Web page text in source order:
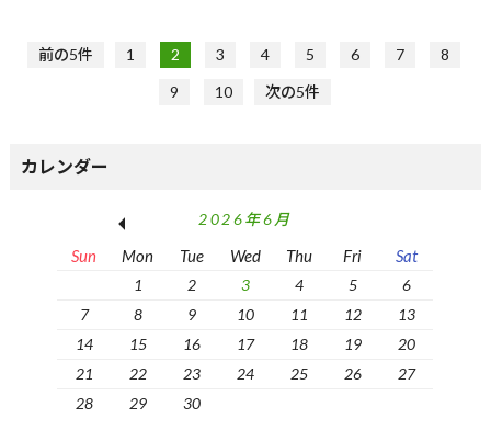
前の5件 1 2 3 4 5 6 7
8
9
10 次の5件
カレンダー
2026年6月
Sun Mon Tue Wed Thu Fri Sat
1 2 3 4 5
6
7
8 9 10 11 12
13
14
15 16 17 18 19
20
21
22 23 24 25 26
27
28
29 30